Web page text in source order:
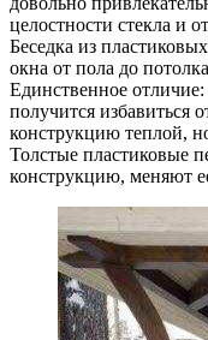
целостности стекла и
Беседка из
окна от пола до
Единственное
получится избавиться
конструкцию теплой,
Толстые пластиковые
конструкцию, меняют